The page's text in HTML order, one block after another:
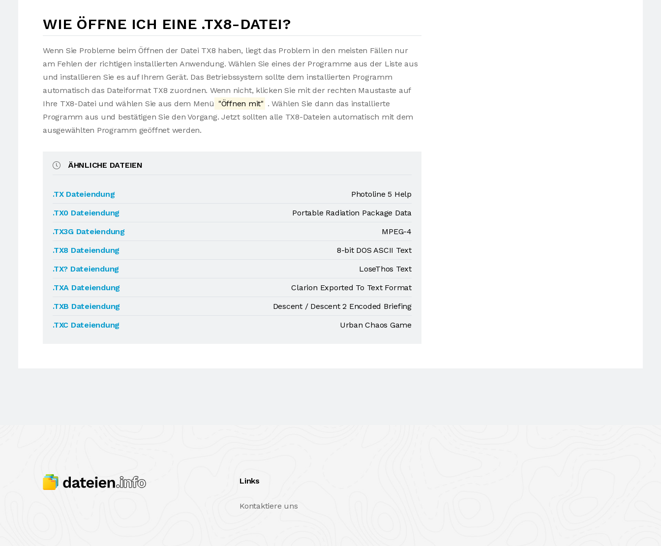
WIE ÖFFNE ICH EINE .TX8-DATEI?
Wenn Sie Probleme beim Öffnen der Datei TX8 haben, liegt das Problem in den meisten Fällen nur
am Fehlen der richtigen installierten Anwendung. Wählen Sie eines der Programme aus der Liste aus
und installieren Sie es auf Ihrem Gerät. Das Betriebssystem sollte dem installierten Programm
automatisch das Dateiformat TX8 zuordnen. Wenn nicht, klicken Sie mit der rechten Maustaste auf
Ihre TX8-Datei und wählen Sie aus dem Menü "Öffnen mit" . Wählen Sie dann das installierte
Programm aus und bestätigen Sie den Vorgang. Jetzt sollten alle TX8-Dateien automatisch mit dem
ausgewählten Programm geöffnet werden.
ÄHNLICHE DATEIEN
.TX Dateiendung
Photoline 5 Help
.TX0 Dateiendung
Portable Radiation Package Data
.TX3G Dateiendung
MPEG-4
.TX8 Dateiendung
8-bit DOS ASCII Text
.TX? Dateiendung
LoseThos Text
.TXA Dateiendung
Clarion Exported To Text Format
.TXB Dateiendung
Descent / Descent 2 Encoded Briefing
.TXC Dateiendung
Urban Chaos Game
Links
Kontaktiere uns